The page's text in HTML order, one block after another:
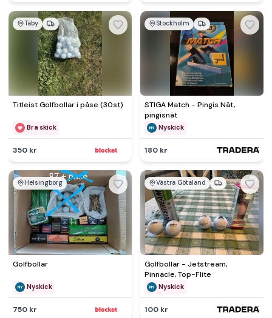
Täby
Titleist Golfbollar i påse (30st)
Bra skick
350 kr
Stockholm
STIGA Match - Pingis Nät,
pingisnät
Nyskick
180 kr
Helsingborg
Golfbollar
Nyskick
750 kr
Västra Götaland
Golfbollar - Jetstream,
Pinnacle, Top-Flite
Nyskick
100 kr